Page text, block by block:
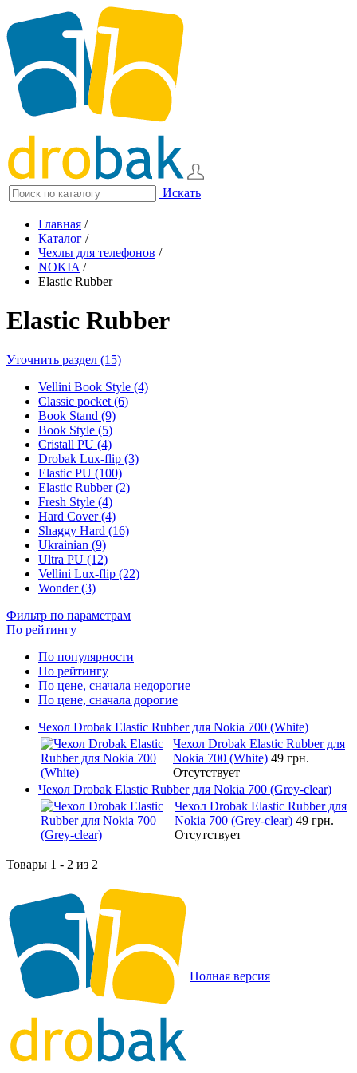
Искать
Главная /
Каталог /
Чехлы для телефонов /
NOKIA /
Elastic Rubber
Elastic Rubber
Уточнить раздел (15)
Vellini Book Style (4)
Classic pocket (6)
Book Stand (9)
Book Style (5)
Cristall PU (4)
Drobak Lux-flip (3)
Elastic PU (100)
Elastic Rubber (2)
Fresh Style (4)
Hard Cover (4)
Shaggy Hard (16)
Ukrainian (9)
Ultra PU (12)
Vellini Lux-flip (22)
Wonder (3)
Фильтр по параметрам
По рейтингу
По популярности
По рейтингу
По цене, сначала недорогие
По цене, сначала дорогие
Чехол Drobak Elastic Rubber для Nokia 700 (White)
Чехол Drobak Elastic Rubber для
Nokia 700 (White) 49 грн.
Отсутствует
Чехол Drobak Elastic Rubber для Nokia 700 (Grey-clear)
Чехол Drobak Elastic Rubber для
Nokia 700 (Grey-clear) 49 грн.
Отсутствует
Товары 1 - 2 из 2
Полная версия